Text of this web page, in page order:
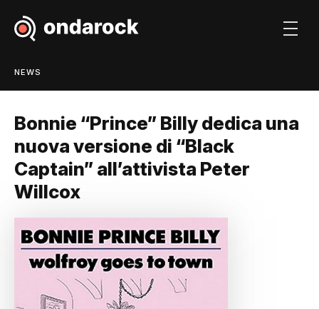
NEWS
Bonnie “Prince” Billy dedica una
nuova versione di “Black
Captain” all’attivista Peter
Willcox